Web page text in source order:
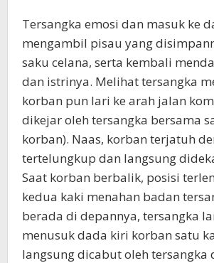
Tersangka emosi dan masuk ke
mengambil pisau yang
saku celana, serta kembali
dan istrinya. Melihat tersangka
korban pun lari ke arah jalan
dikejar oleh tersangka bersama
korban). Naas, korban terjatuh
tertelungkup dan langsung
Saat korban berbalik, posisi
kedua kaki menahan badan
berada di depannya, tersangka
menusuk dada kiri korban satu
langsung dicabut oleh tersangka